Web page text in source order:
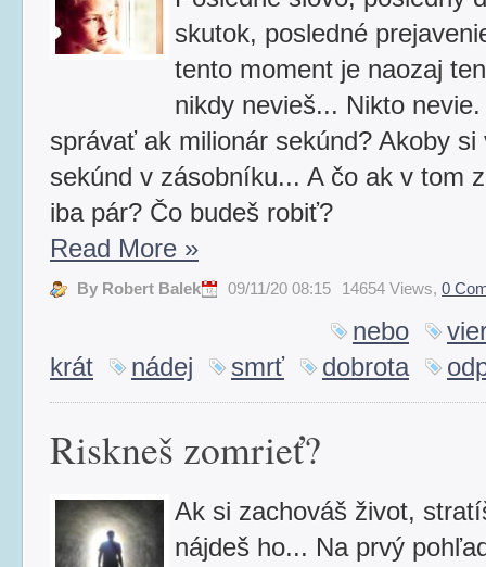
skutok, posledné
tento moment je naozaj
nikdy nevieš... Nikto
správať ak milionár sekúnd? Akoby si
sekúnd v zásobníku... A čo ak v tom
iba pár? Čo budeš robiť?
Read More »
By Robert Balek 09/11/20 08:15 14654 Views, 0
nebo
krát
nádej smrť dobrota
Riskneš zomrieť?
Ak si zachováš život,
nájdeš ho... Na prvý